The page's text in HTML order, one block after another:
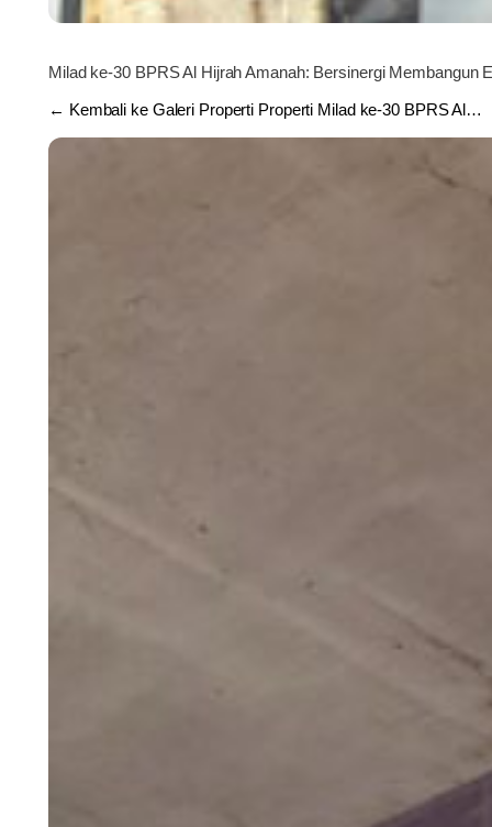
Milad ke-30 BPRS Al Hijrah Amanah: Bersinergi Membangun
← Kembali ke Galeri Properti Properti Milad ke-30 BPRS Al…